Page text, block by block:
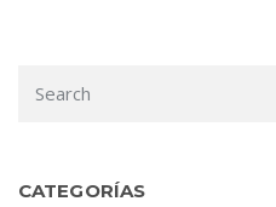
CATEGORÍAS